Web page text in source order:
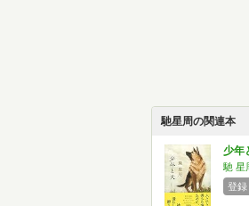
馳星周の関連本
少年
馳 星
登録